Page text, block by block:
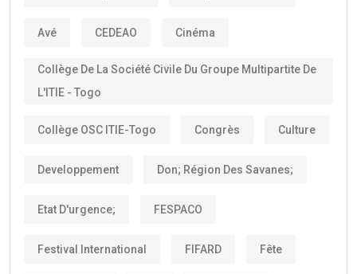
Avé CEDEAO Cinéma
Collège De La Société Civile Du Groupe Multipartite De
L'ITIE - Togo
Collège OSC ITIE-Togo Congrès Culture
Developpement Don; Région Des Savanes;
Etat D'urgence; FESPACO
Festival International FIFARD Fête